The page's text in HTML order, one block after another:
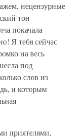
нецензурные
тон
покачала
Я тебя сейчас
на весь
под
слов из
и которым
приятелями,